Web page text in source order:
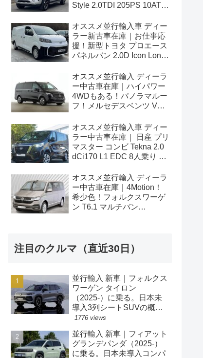
Style 2.0TDI 205PS 10AT
オススメ並行輸入車 ディー
ラー新古車在庫｜お仕事応
援！新型トヨタ プロエース
パネルバン 2.0D Icon Long
オススメ並行輸入 ディーラ
ー中古車在庫｜ハイパワー
4WDもある！パノラマルー
フ！メルセデスベンツ Vク
ロング 4Matic 9G-Tronic 左
ハンドル
オススメ並行輸入車 ディー
ラー中古車在庫｜ 日産 プリ
マスター コンビ Tekna 2.0
dCi170 L1 EDC 8人乗り 左
オススメ並行輸入 ディーラ
ー中古車在庫｜4Motion！
希少色！フォルクスワーゲ
ン T6.1 マルチバン
注目のクルマ（直近30日）
並行輸入 新車｜フォルクス
ワーゲン タイロン
（2025-）に乗る。日本未
導入3列シートSUVの概
要・スペック・価格の情
1776 views
並行輸入 新車｜フィアット
グランデパンダ（2025-）
に乗る。日本未導入コンパ